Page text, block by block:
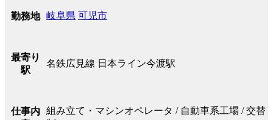
勤務地 岐阜県 可児市
最寄り
駅
名鉄広見線 日本ライン今渡駅
仕事内
組み立て・マシンオペレータ / 自動車系工場 / 交替